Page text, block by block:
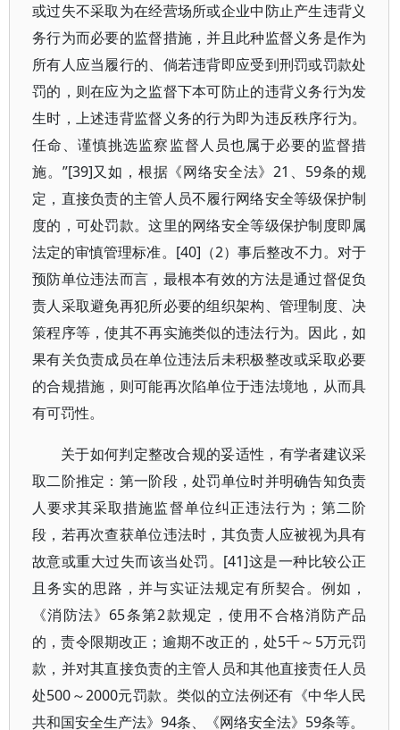
或过失不采取为在经营场所或企业中防止产生违背义
务行为而必要的监督措施，并且此种监督义务是作为
所有人应当履行的、倘若违背即应受到刑罚或罚款处
罚的，则在应为之监督下本可防止的违背义务行为发
生时，上述违背监督义务的行为即为违反秩序行为。
任命、谨慎挑选监察监督人员也属于必要的监督措
施。”[39]又如，根据《网络安全法》21、59条的规
定，直接负责的主管人员不履行网络安全等级保护制
度的，可处罚款。这里的网络安全等级保护制度即属
法定的审慎管理标准。[40]（2）事后整改不力。对于
预防单位违法而言，最根本有效的方法是通过督促负
责人采取避免再犯所必要的组织架构、管理制度、决
策程序等，使其不再实施类似的违法行为。因此，如
果有关负责成员在单位违法后未积极整改或采取必要
的合规措施，则可能再次陷单位于违法境地，从而具
有可罚性。
关于如何判定整改合规的妥适性，有学者建议采
取二阶推定：第一阶段，处罚单位时并明确告知负责
人要求其采取措施监督单位纠正违法行为；第二阶
段，若再次查获单位违法时，其负责人应被视为具有
故意或重大过失而该当处罚。[41]这是一种比较公正
且务实的思路，并与实证法规定有所契合。例如，
《消防法》65条第2款规定，使用不合格消防产品
的，责令限期改正；逾期不改正的，处5千～5万元罚
款，并对其直接负责的主管人员和其他直接责任人员
处500～2000元罚款。类似的立法例还有《中华人民
共和国安全生产法》94条、《网络安全法》59条等。